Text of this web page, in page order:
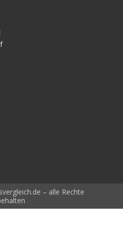
– alle Rechte